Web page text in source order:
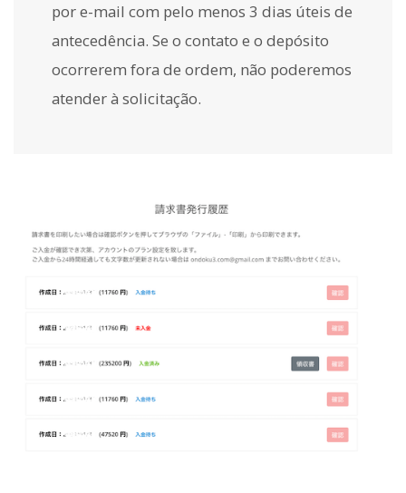
por e-mail com pelo menos 3 dias úteis de
antecedência. Se o contato e o depósito
ocorrerem fora de ordem, não poderemos
atender à solicitação.